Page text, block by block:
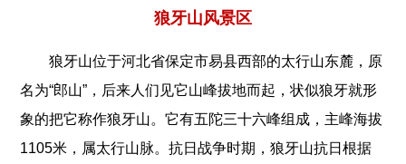
狼牙山风景区
狼牙山位于河北省保定市易县西部的太行山东麓，原
名为“郎山”，后来人们见它山峰拔地而起，状似狼牙就形
象的把它称作狼牙山。它有五陀三十六峰组成，主峰海拔
1105米，属太行山脉。抗日战争时期，狼牙山抗日根据